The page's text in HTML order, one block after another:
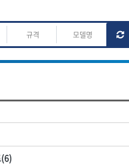
목공공구.목공기계
조각도.끌